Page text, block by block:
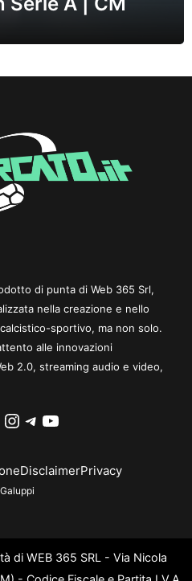
di punta di Web 365 Srl,
nella creazione e nello
sportivo, ma non solo.
alle innovazioni
2.0, streaming audio e video,
Instagram
Telegram
YouTube
DisclaimerPrivacy
di WEB 365 SRL - Via Nicola